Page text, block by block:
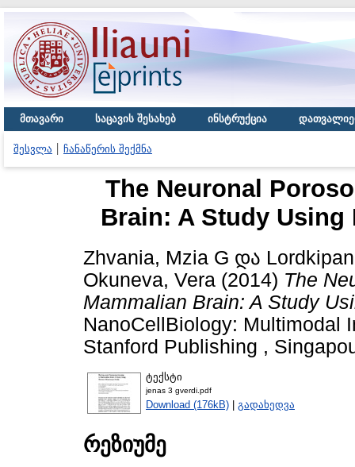
მთავარი საცავის შესახებ ინსტრუქცია
შესვლა ჩანაწერის შექმნა
The Neuronal
Brain: A Study
Zhvania, Mzia G და
Okuneva, Vera (2014) The
Mammalian Brain: A Study
NanoCellBiology: Multimodal
Stanford Publishing ,
ტექსტი
jenas 3 gverdi.pdf
Download (176kB) | გადახედვა
რეზიუმე